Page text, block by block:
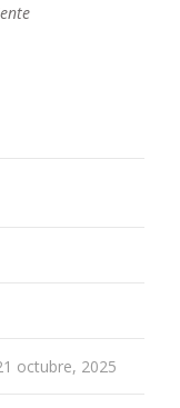
octubre, 2025